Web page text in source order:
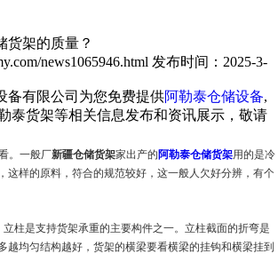
货架的质量？
news1065946.html 发布时间：2025-3-
备有限公司为您免费提供阿勒泰仓储设备,
泰货架等相关信息发布和资讯展示，敬请
。一般厂新疆仓储货架家出产的 阿勒泰仓储货架用的是冷
这样的原料，符合的规范较好，这一般人欠好分辨，有个
柱是支持货架承重的主要构件之一。立柱截面的折弯是
越均匀结构越好，货架的横梁要看横梁的挂钩和横梁挂到